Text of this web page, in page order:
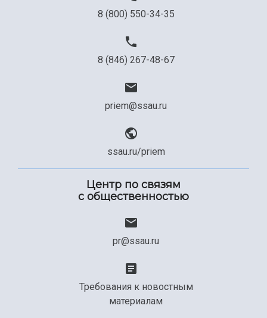
8 (800) 550-34-35
8 (846) 267-48-67
priem@ssau.ru
ssau.ru/priem
Центр по связям
с общественностью
pr@ssau.ru
Требования к новостным
материалам